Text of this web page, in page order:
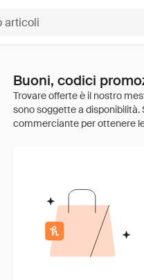
Buoni, codici